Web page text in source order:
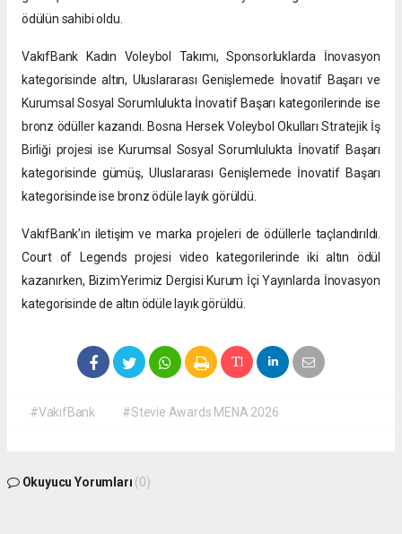
ödülün sahibi oldu.
VakıfBank Kadın Voleybol Takımı, Sponsorluklarda İnovasyon
kategorisinde altın, Uluslararası Genişlemede İnovatif Başarı ve
Kurumsal Sosyal Sorumlulukta İnovatif Başarı kategorilerinde ise
bronz ödüller kazandı. Bosna Hersek Voleybol Okulları Stratejik İş
Birliği projesi ise Kurumsal Sosyal Sorumlulukta İnovatif Başarı
kategorisinde gümüş, Uluslararası Genişlemede İnovatif Başarı
kategorisinde ise bronz ödüle layık görüldü.
VakıfBank’ın iletişim ve marka projeleri de ödüllerle taçlandırıldı.
Court of Legends projesi video kategorilerinde iki altın ödül
kazanırken, BizimYerimiz Dergisi Kurum İçi Yayınlarda İnovasyon
kategorisinde de altın ödüle layık görüldü.
#VakıfBank #Stevie Awards MENA 2026
Okuyucu Yorumları (0)